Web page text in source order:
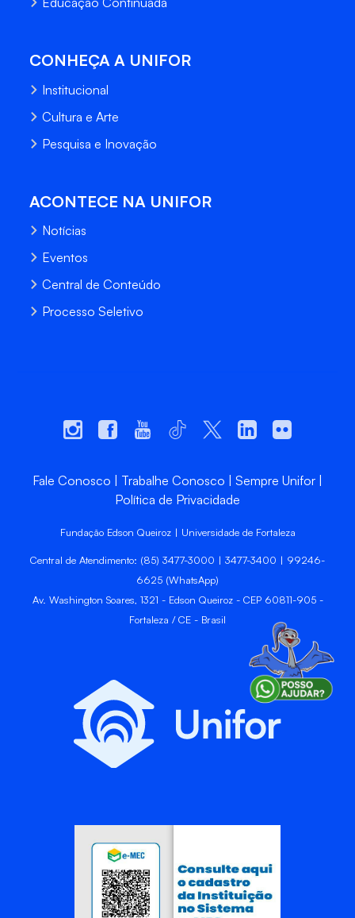
CONHEÇA A UNIFOR
Institucional
Cultura e Arte
Pesquisa e Inovação
ACONTECE NA UNIFOR
Notícias
Eventos
Central de Conteúdo
Processo Seletivo
Fale Conosco Trabalhe Conosco
Sempre Unifor
Política de Privacidade
Fundação Edson Queiroz | Universidade de Fortaleza
Central de Atendimento: (85) 3477-3000 | 3477-3400 | 99246-
6625 (WhatsApp)
Av. Washington Soares, 1321 - Edson Queiroz - CEP 60811-905 -
Fortaleza / CE - Brasil